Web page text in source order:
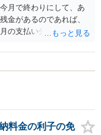
月で終わりにして、あ
金があるのであれば、
の支払い分を除いて、
誤取消等瑕疵がない限
が言った事実を立証で
料金の利子の免